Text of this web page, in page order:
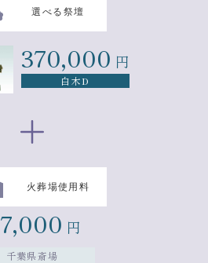
選べる祭壇
370,000 円
白木D
火葬場使用料
7,000 円
千葉県斎場